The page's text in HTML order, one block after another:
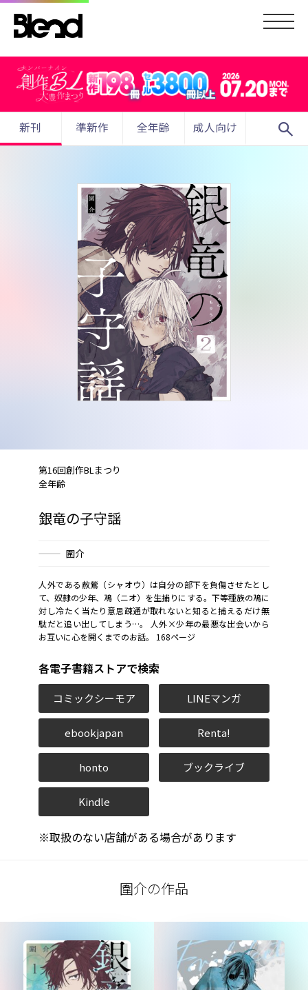
新刊 準新作 全年齢 成人向け search
第16回創作BLまつり
全年齢
銀竜の子守謡
圍介
人外である赦鶯（シャオウ）は自分の部下を負傷させたとし
て、奴隷の少年、鳰（ニオ）を生捕りにする。下等種族の鳰に
対し冷たく当たり意思疎通が取れないと知ると捕えるだけ無
駄だと追い出してしまう…。 人外×少年の最悪な出会いから
お互いに心を開くまでのお話。 168ページ
各電子書籍ストアで検索
コミックシーモア LINEマンガ
ebookjapan Renta!
honto ブックライブ
Kindle
※取扱のない店舗がある場合があります
圍介の作品